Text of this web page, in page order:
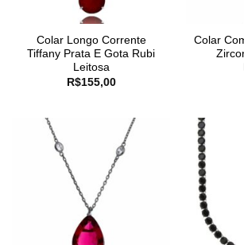
Colar Longo Corrente
Tiffany Prata E Gota Rubi
Leitosa
R$155,00
Colar